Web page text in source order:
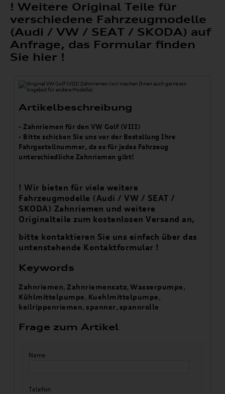
! Weitere Original Teile für
verschiedene Fahrzeugmodelle
(Audi / VW / SEAT / SKODA) auf
Anfrage, das Formular finden
Sie hier !
Artikelbeschreibung
- Zahnriemen für den VW Golf (VIII)
- Bitte schicken Sie uns vor der Bestellung Ihre
Fahrgestellnummer, da es für jedes Fahrzeug
unterschiedliche Zahnriemen gibt!
! Wir bieten für viele weitere
Fahrzeugmodelle (Audi / VW / SEAT /
SKODA) Zahnriemen und weitere
Originalteile zum kostenlosen Versand an,
bitte kontaktieren Sie uns einfach über das
untenstehende Kontaktformular !
Keywords
Zahnriemen,Zahnriemensatz,Wasserpumpe,
Kühlmittelpumpe, Kuehlmittelpumpe,
keilrippenriemen, spanner, spannrolle
Frage zum Artikel
Name
Telefon